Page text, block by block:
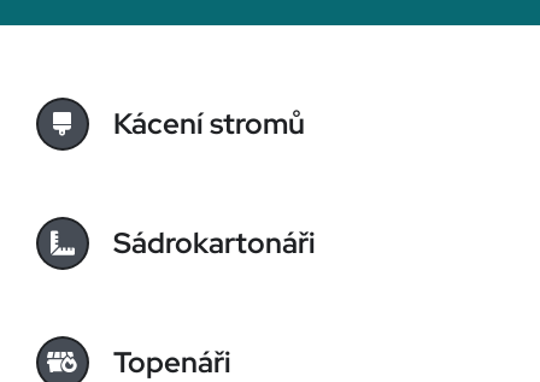
Kácení stromů
Sádrokartonáři
Topenáři